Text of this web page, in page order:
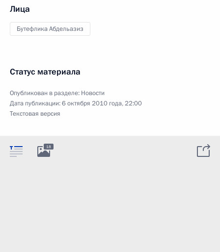
Лица
Бутефлика Абдельазиз
Статус материала
Опубликован в разделе: Новости
Дата публикации:6 октября 2010 года, 22:00
Текстовая версия
18